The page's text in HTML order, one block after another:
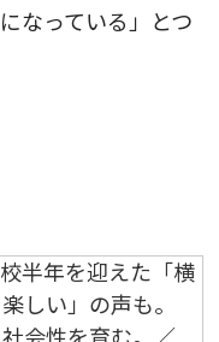
なっている」とつ